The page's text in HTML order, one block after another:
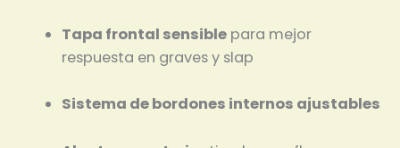
Tapa frontal sensible para mejor
respuesta en graves y slap
Sistema de bordones internos ajustables